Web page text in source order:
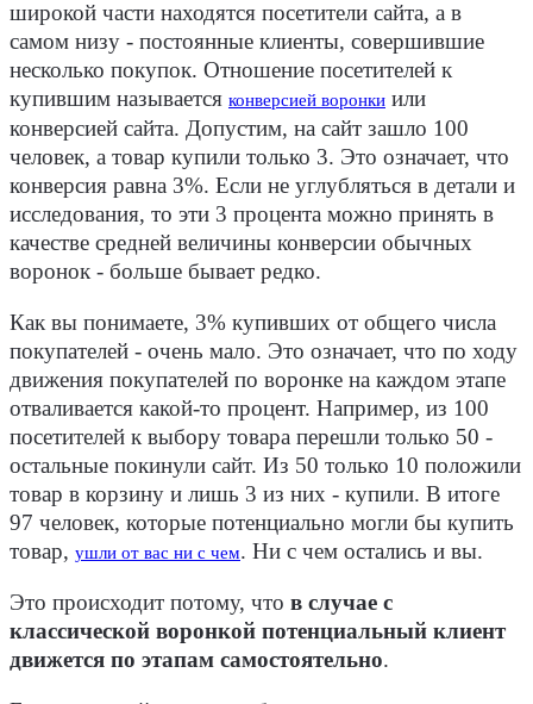
широкой части находятся посетители сайта, а в
самом низу - постоянные клиенты, совершившие
несколько покупок. Отношение посетителей к
купившим называется конверсией воронки или
конверсией сайта. Допустим, на сайт зашло 100
человек, а товар купили только 3. Это означает, что
конверсия равна 3%. Если не углубляться в детали и
исследования, то эти 3 процента можно принять в
качестве средней величины конверсии обычных
воронок - больше бывает редко.
Как вы понимаете, 3% купивших от общего числа
покупателей - очень мало. Это означает, что по ходу
движения покупателей по воронке на каждом этапе
отваливается какой-то процент. Например, из 100
посетителей к выбору товара перешли только 50 -
остальные покинули сайт. Из 50 только 10 положили
товар в корзину и лишь 3 из них - купили. В итоге
97 человек, которые потенциально могли бы купить
товар, ушли от вас ни с чем. Ни с чем остались и вы.
Это происходит потому, что в случае с
классической воронкой потенциальный клиент
движется по этапам самостоятельно.